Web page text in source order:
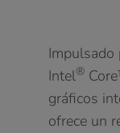
Impulsado
Intel®
gráficos
ofrece un